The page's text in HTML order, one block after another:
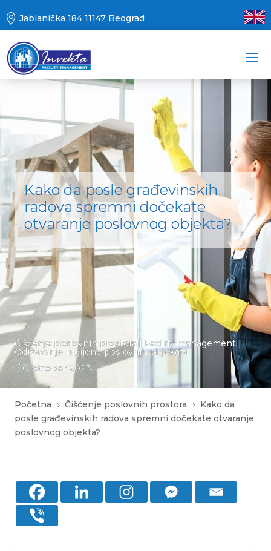
 Jablanička 184 11147 Beograd
Kako da posle građevinskih
radova spremni dočekate
otvaranje poslovnog objekta?
Čišćenje poslovnih prostora| Facility management|
Održavanje higijene poslovnih objekata
/ 6. oktobar 2023.
Početna 5 Čišćenje poslovnih prostora 5
Kako da
posle građevinskih radova spremni dočekate otvaranje
poslovnog objekta?